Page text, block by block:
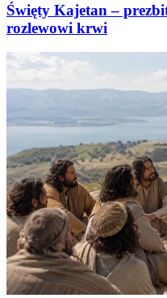
Święty Kajetan –
rozlewowi krwi